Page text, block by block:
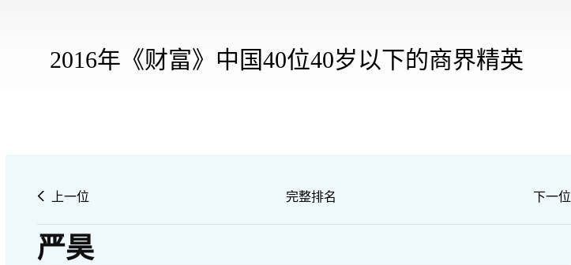
2016年《财富》中国40位40岁以下的商界精英
上一位 完整排名 下一位
严昊